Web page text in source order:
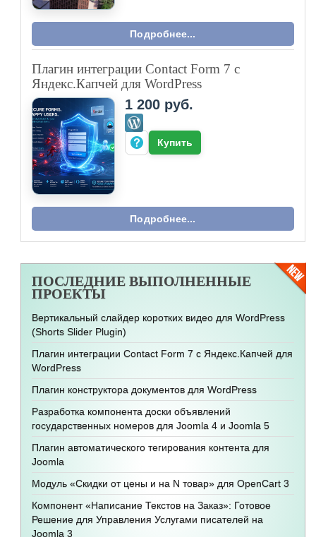
Подробнее...
Плагин интеграции Contact Form 7 с
Яндекс.Капчей для WordPress
1 200 руб.
Купить
Подробнее...
ПОСЛЕДНИЕ ВЫПОЛНЕННЫЕ
ПРОЕКТЫ
Вертикальный слайдер коротких видео для WordPress
(Shorts Slider Plugin)
Плагин интеграции Contact Form 7 с Яндекс.Капчей для
WordPress
Плагин конструктора документов для WordPress
Разработка компонента доски объявлений
государственных номеров для Joomla 4 и Joomla 5
Плагин автоматического тегирования контента для
Joomla
Модуль «Скидки от цены и на N товар» для OpenCart 3
Компонент «Написание Текстов на Заказ»: Готовое
Решение для Управления Услугами писателей на
Joomla 3